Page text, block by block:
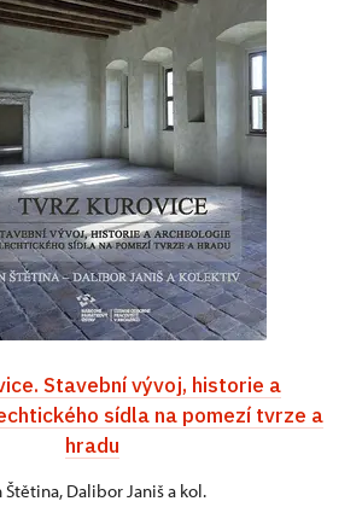
Stavební vývoj, historie a
sídla na pomezí tvrze a
hradu
Štětina, Dalibor Janiš a kol.